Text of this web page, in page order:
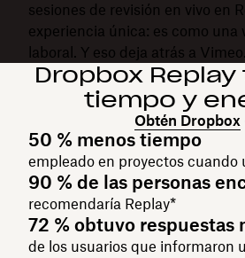
sesiones de revisión en vivo en
experiencia única: es como una
laboral. Y eso deja atrás a Vimeo.
Dropbox
tiempo y
Obtén Dropbox
50 % menos tiempo
empleado en proyectos cuando
90 % de las personas
recomendaría Replay*
72 % obtuvo respuestas
de los usuarios que informaron